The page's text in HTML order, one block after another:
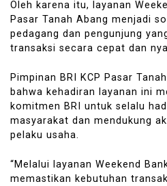
Oleh karena itu, layanan
Pasar Tanah Abang menjadi
pedagang dan pengunjung
transaksi secara cepat dan
Pimpinan BRI KCP Pasar
bahwa kehadiran layanan ini
komitmen BRI untuk selalu
masyarakat dan mendukung
pelaku usaha.
“Melalui layanan Weekend
memastikan kebutuhan